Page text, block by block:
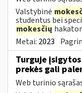
Valstybinė
studentus bei
mokesčių
Metai: 2023
Turguje įsigytos
prekės gali
Web turinio